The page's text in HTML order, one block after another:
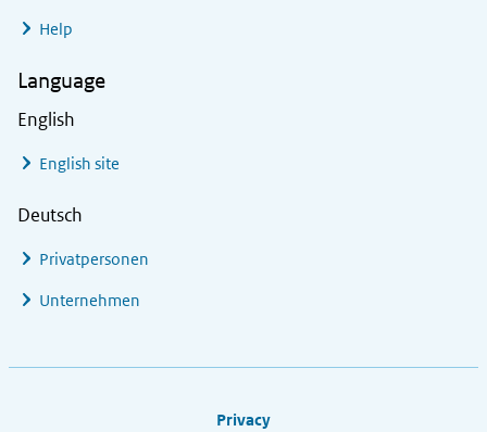
Help
Language
English
English site
Deutsch
Privatpersonen
Unternehmen
Privacy